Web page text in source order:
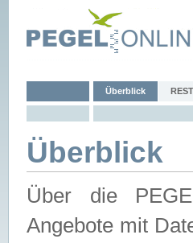
Überblick
Überblick
Über die
Angebote mit